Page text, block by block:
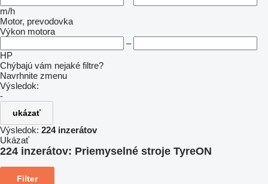
m/h
Motor, prevodovka
Výkon motora
–
HP
Chýbajú vám nejaké filtre?
Navrhnite zmenu
Výsledok:
-
ukázať
Výsledok: 224 inzerátov
Ukázať
224 inzerátov: Priemyselné stroje TyreON
Filter